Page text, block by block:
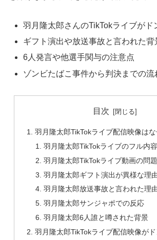
羽月隆太郎さんのTikTokライブがド
ギフト演出や放送事故と言われた背
6人発言や他選手関与の注意点
ゾンビたばこ事件から判決までの流
目次
羽月隆太郎TikTokライブ配信映像は
羽月隆太郎TikTokライブのフル内容
羽月隆太郎TikTokライブ動画の問
羽月隆太郎ギフト演出が異様な理
羽月隆太郎放送事故と言われた理
羽月隆太郎サンジャポでの反応
羽月隆太郎6人誰と噂された背景
羽月隆太郎TikTokライブ配信映像が